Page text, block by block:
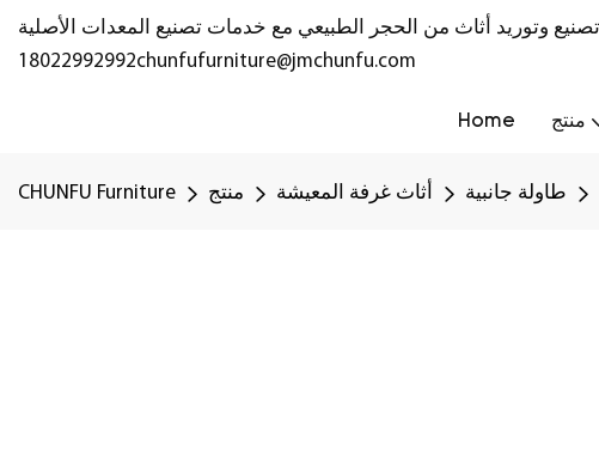
18022992992chunfufurniture@jmchunfu.com
Home منتج
CHUNFU Furniture منتج أثاث غرفة المعيشة طاولة جانبية